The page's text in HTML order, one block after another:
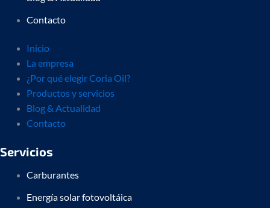
Contacto
Inicio
La empresa
¿Por qué elegir Coria Oil?
Productos y servicios
Blog & Actualidad
Contacto
Servicios
Carburantes
Energía solar fotovoltáica